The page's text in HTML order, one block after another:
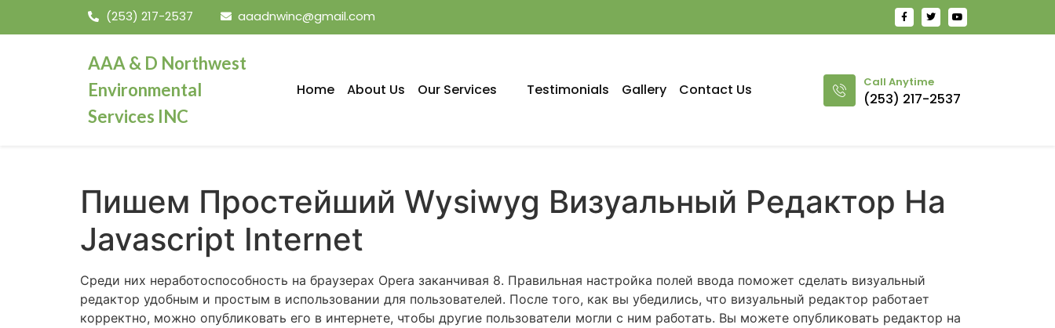
(253) 217-2537 aaadnwinc@gmail.com
AAA & D Northwest
Environmental
Services INC
Home About Us Our Services Testimonials Gallery Contact Us Call Anytime
(253) 217-2537
Пишем Простейший Wysiwyg Визуальный Редактор На
Javascript Internet
Среди них неработоспособность на браузерах Opera заканчивая 8. Правильная настройка полей ввода поможет сделать визуальный
редактор удобным и простым в использовании для пользователей. После того, как вы убедились, что визуальный редактор работает
корректно, можно опубликовать его в интернете, чтобы другие пользователи могли с ним работать. Вы можете опубликовать редактор на